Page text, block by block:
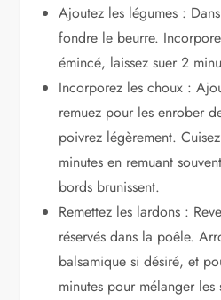
Ajoutez les légumes :
fondre le beurre.
émincé, laissez suer 2
Incorporez les choux :
remuez pour les enrober
poivrez légèrement.
minutes en remuant
bords brunissent.
Remettez les lardons :
réservés dans la poêle.
balsamique si désiré, et
minutes pour mélanger les